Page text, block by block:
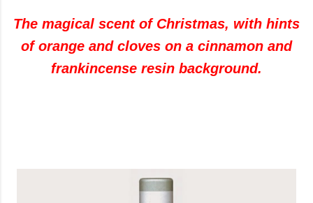
The magical scent of Christmas, with hints
of orange and cloves on a cinnamon and
frankincense resin background.